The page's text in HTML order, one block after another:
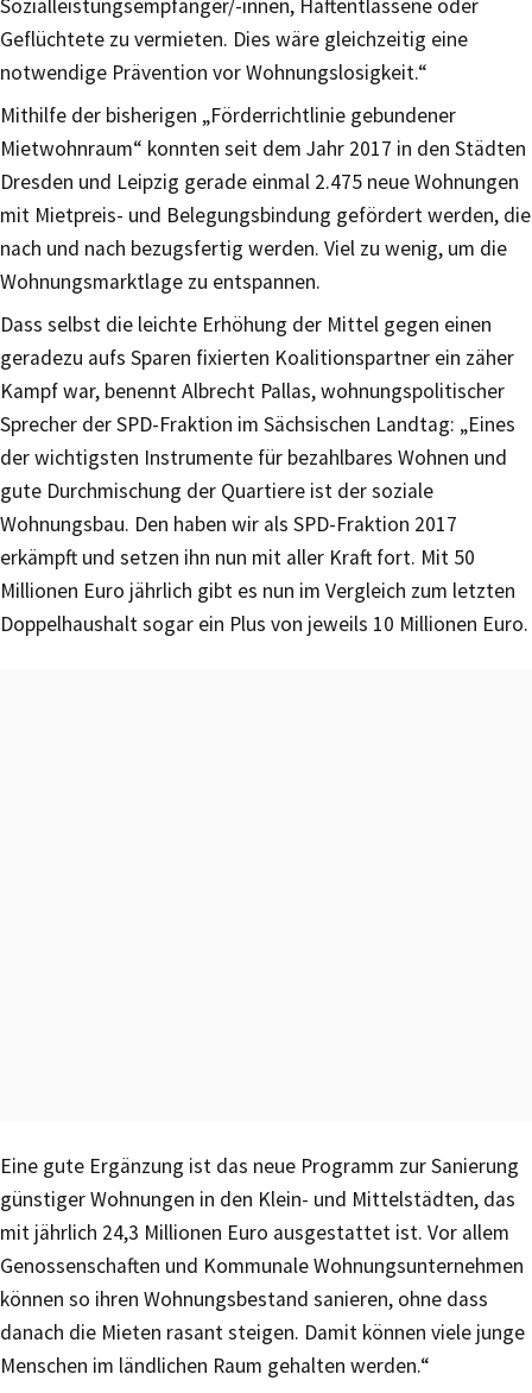
Sozialleistungsempfänger/-innen, Haftentlassene oder
Geflüchtete zu vermieten. Dies wäre gleichzeitig eine
notwendige Prävention vor Wohnungslosigkeit.“
Mithilfe der bisherigen „Förderrichtlinie gebundener
Mietwohnraum“ konnten seit dem Jahr 2017 in den Städten
Dresden und Leipzig gerade einmal 2.475 neue Wohnungen
mit Mietpreis- und Belegungsbindung gefördert werden, die
nach und nach bezugsfertig werden. Viel zu wenig, um die
Wohnungsmarktlage zu entspannen.
Dass selbst die leichte Erhöhung der Mittel gegen einen
geradezu aufs Sparen fixierten Koalitionspartner ein zäher
Kampf war, benennt Albrecht Pallas, wohnungspolitischer
Sprecher der SPD-Fraktion im Sächsischen Landtag: „Eines
der wichtigsten Instrumente für bezahlbares Wohnen und
gute Durchmischung der Quartiere ist der soziale
Wohnungsbau. Den haben wir als SPD-Fraktion 2017
erkämpft und setzen ihn nun mit aller Kraft fort. Mit 50
Millionen Euro jährlich gibt es nun im Vergleich zum letzten
Doppelhaushalt sogar ein Plus von jeweils 10 Millionen Euro.
Eine gute Ergänzung ist das neue Programm zur Sanierung
günstiger Wohnungen in den Klein- und Mittelstädten, das
mit jährlich 24,3 Millionen Euro ausgestattet ist. Vor allem
Genossenschaften und Kommunale Wohnungsunternehmen
können so ihren Wohnungsbestand sanieren, ohne dass
danach die Mieten rasant steigen. Damit können viele junge
Menschen im ländlichen Raum gehalten werden.“